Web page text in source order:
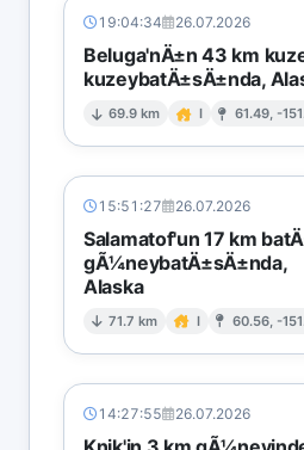
19:04:34 26.07.2026
Beluga'nÄ±n 43 km
kuzeybatÄ±sÄ±nda,
69.9 km I 61.49, -
15:51:27 26.07.2026
Salamatof'un 17 km
gÃ¼neybatÄ±sÄ±nda,
Alaska
71.7 km I 60.56, -
14:27:55 26.07.2026